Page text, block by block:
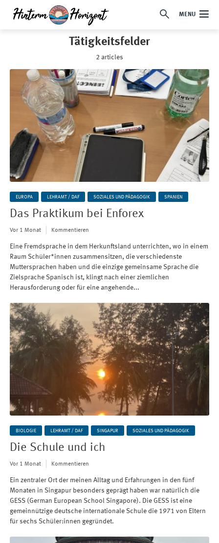
MENU
Tätigkeitsfelder
2 articles
EUROPA LEHRAMT / DAF SOZIALES UND PÄDAGOGIK SPANIEN
Das Praktikum bei Enforex
Vor 1 Monat Kommentieren
Eine Fremdsprache in dem Herkunftsland unterrichten, wo in einem
Raum Schüler*innen zusammensitzen, die verschiedenste
Muttersprachen haben und die einzige gemeinsame Sprache die
Zielsprache Spanisch ist, klingt nach einer ziemlichen
Herausforderung oder für eine angehende...
BIOLOGIE LEHRAMT / DAF SINGAPUR SOZIALES UND PÄDAGOGIK
Die Schule und ich
Vor 1 Monat Kommentieren
Ein zentraler Ort der meinen Alltag und Erfahrungen in den fünf
Monaten in Singapur besonders geprägt haben war natürlich die
GESS (German European School Singapore). Die GESS ist eine
gemeinnützige deutsche internationale Schule die 1971 von Eltern
für sechs Schüler:innen gegründet.